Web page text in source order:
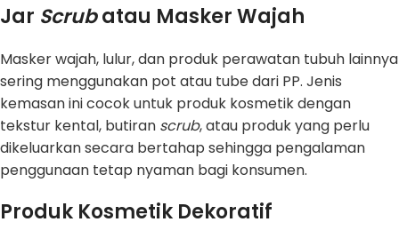
Jar Scrubatau Masker Wajah
Masker wajah, lulur, dan produk perawatan tubuh lainnya
sering menggunakan pot atau tube dari PP. Jenis
kemasan ini cocok untuk produk kosmetik dengan
tekstur kental, butiran scrub, atau produk yang perlu
dikeluarkan secara bertahap sehingga pengalaman
penggunaan tetap nyaman bagi konsumen.
Produk Kosmetik Dekoratif